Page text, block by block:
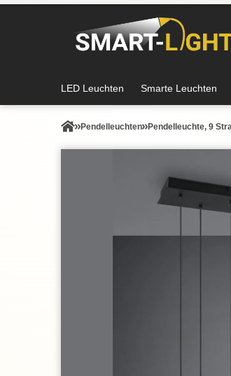
LED Leuchten Smarte Leuchten
Pendel­leuchten Pendelleuchte, 9